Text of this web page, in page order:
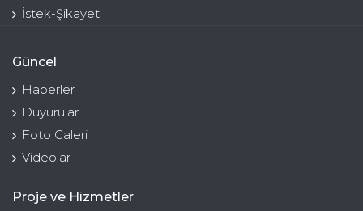
İstek-Şikayet
Güncel
Haberler
Duyurular
Foto Galeri
Videolar
Proje ve Hizmetler